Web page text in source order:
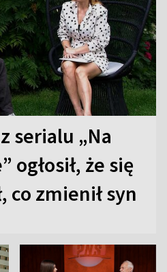
serialu „Na
ogłosił, że się
co zmienił syn